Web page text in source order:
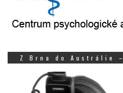
Z Brna do Austrálie